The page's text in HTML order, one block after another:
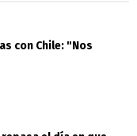
con Chile: "Nos